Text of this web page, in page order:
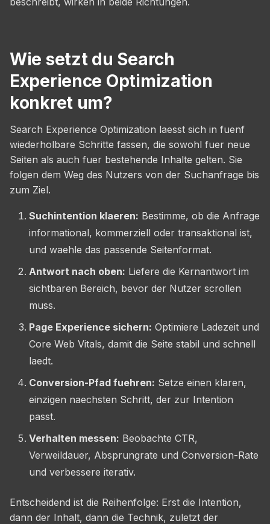
Wie setzt du Search
Experience Optimization
konkret um?
Search Experience Optimization laesst sich in fuenf
wiederholbare Schritte fassen, die sowohl fuer neue
Seiten als auch fuer bestehende Inhalte gelten. Sie
folgen dem Weg des Nutzers von der Suchanfrage bis
zum Ziel.
Suchintention klaeren: Bestimme, ob die Anfrage
informational, kommerziell oder transaktional ist,
und waehle das passende Seitenformat.
Antwort nach oben: Liefere die Kernantwort im
sichtbaren Bereich, bevor der Nutzer scrollen
muss.
Page Experience sichern: Optimiere Ladezeit und
Core Web Vitals, damit die Seite stabil und schnell
laedt.
Conversion-Pfad fuehren: Setze einen klaren,
einzigen naechsten Schritt, der zur Intention
passt.
Verhalten messen: Beobachte CTR,
Verweildauer, Absprungrate und Conversion-Rate
und verbessere iterativ.
Entscheidend ist die Reihenfolge: Erst die Intention,
dann der Inhalt, dann die Technik, zuletzt der